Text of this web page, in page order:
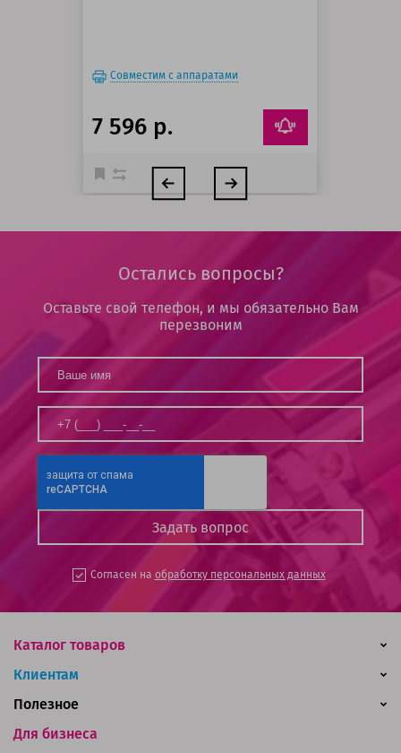
Совместим с аппаратами
7 596 р.
Остались вопросы?
Оставьте свой телефон, и мы обязательно Вам
перезвоним
Согласен на обработку персональных данных
Каталог товаров
Клиентам
Для бизнеса
Полезное